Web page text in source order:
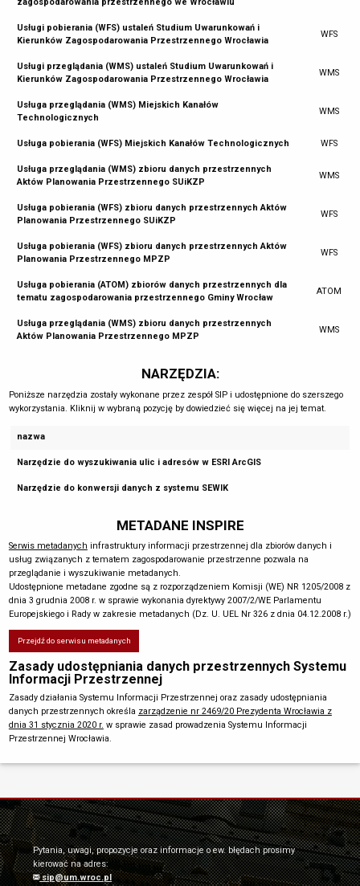
zagospodarowania przestrzennego we Wrocławiu
Usługi pobierania (WFS) ustaleń Studium Uwarunkowań i
Kierunków Zagospodarowania Przestrzennego Wrocławia
WFS
Usługi przeglądania (WMS) ustaleń Studium Uwarunkowań i
Kierunków Zagospodarowania Przestrzennego Wrocławia
WMS
Usługa przeglądania (WMS) Miejskich Kanałów
Technologicznych
WMS
Usługa pobierania (WFS) Miejskich Kanałów Technologicznych WFS
Usługa przeglądania (WMS) zbioru danych przestrzennych
Aktów Planowania Przestrzennego SUiKZP
WMS
Usługa pobierania (WFS) zbioru danych przestrzennych Aktów
Planowania Przestrzennego SUiKZP
WFS
Usługa pobierania (WFS) zbioru danych przestrzennych Aktów
Planowania Przestrzennego MPZP
WFS
Usługa pobierania (ATOM) zbiorów danych przestrzennych dla
tematu zagospodarowania przestrzennego Gminy Wrocław
ATOM
Usługa przeglądania (WMS) zbioru danych przestrzennych
Aktów Planowania Przestrzennego MPZP
WMS
NARZĘDZIA:
Poniższe narzędzia zostały wykonane przez zespół SIP i udostępnione do szerszego
wykorzystania. Kliknij w wybraną pozycję by dowiedzieć się więcej na jej temat.
nazwa
Narzędzie do wyszukiwania ulic i adresów w ESRI ArcGIS
Narzędzie do konwersji danych z systemu SEWIK
METADANE INSPIRE
Serwis metadanych infrastruktury informacji przestrzennej dla zbiorów danych i
usług związanych z tematem zagospodarowanie przestrzenne pozwala na
przeglądanie i wyszukiwanie metadanych.
Udostępnione metadane zgodne są z rozporządzeniem Komisji (WE) NR 1205/2008 z
dnia 3 grudnia 2008 r. w sprawie wykonania dyrektywy 2007/2/WE Parlamentu
Europejskiego i Rady w zakresie metadanych (Dz. U. UEL Nr 326 z dnia 04.12.2008 r.)
Przejdź do serwisu metadanych
Zasady udostępniania danych przestrzennych Systemu
Informacji Przestrzennej
Zasady działania Systemu Informacji Przestrzennej oraz zasady udostępniania
danych przestrzennych określa zarządzenie nr 2469/20 Prezydenta Wrocławia z
dnia 31 stycznia 2020 r. w sprawie zasad prowadzenia Systemu Informacji
Przestrzennej Wrocławia.
Pytania, uwagi, propozycje oraz informacje o ew. błędach prosimy
kierować na adres:
sip@um.wroc.pl